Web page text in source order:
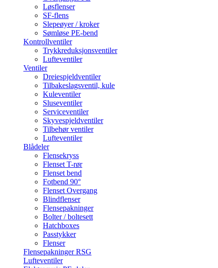
Løsflenser
SF-flens
Slepeøyer / kroker
Sømløse PE-bend
Kontrollventiler
Trykkreduksjonsventiler
Lufteventiler
Ventiler
Dreiespjeldventiler
Tilbakeslagsventil, kule
Kuleventiler
Sluseventiler
Serviceventiler
Skyvespjeldventiler
Tilbehør ventiler
Lufteventiler
Blådeler
Flensekryss
Flenset T-rør
Flenset bend
Fotbend 90°
Flenset Overgang
Blindflenser
Flensepakninger
Bolter / boltesett
Hatchboxes
Passtykker
Flenser
Flensepakninger RSG
Lufteventiler